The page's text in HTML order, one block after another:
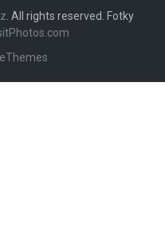
. All rights reserved. Fotky